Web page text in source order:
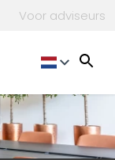
Voor adviseurs